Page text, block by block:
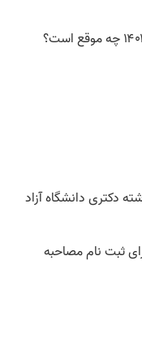
دکتری دانشگاه آزاد
ثبت نام مصاحبه